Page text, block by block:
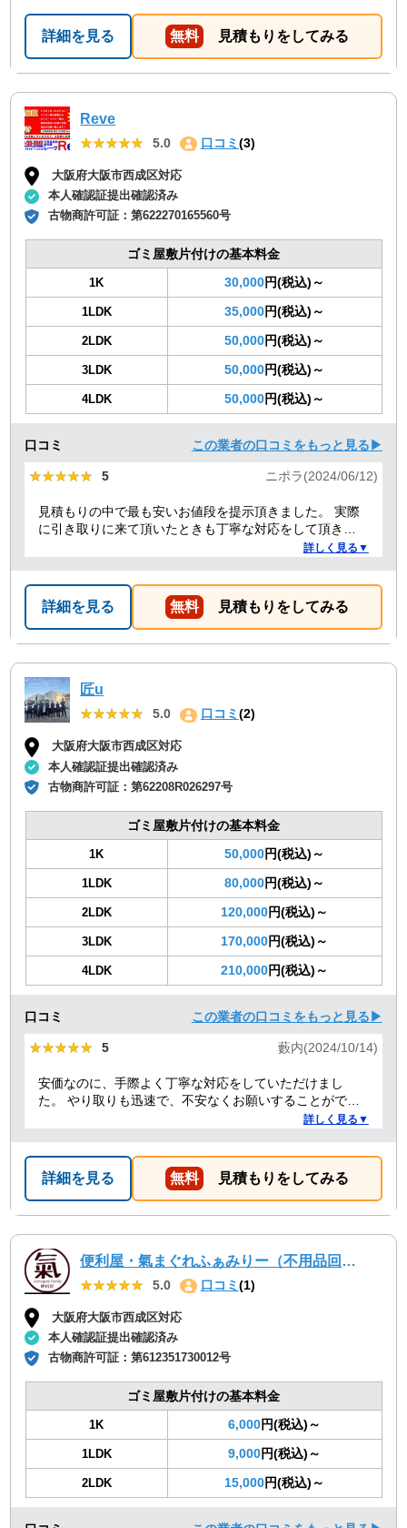
詳細を見る 無料 見積もりをしてみる
Reve
★★★★★
★★★★★ 5.0 口コミ (3)
大阪府大阪市西成区対応
本人確認証提出確認済み
古物商許可証：第622270165560号
ゴミ屋敷片付けの基本料金
1K 30,000円(税込)～
1LDK 35,000円(税込)～
2LDK 50,000円(税込)～
3LDK 50,000円(税込)～
4LDK 50,000円(税込)～
口コミ この業者の口コミをもっと見る▶
★★★★★
★★★★★ 5 ニポラ(2024/06/12)
見積もりの中で最も安いお値段を提示頂きました。 実際
に引き取りに来て頂いたときも丁寧な対応をして頂き、
詳しく見る▼
詳細を見る 無料 見積もりをしてみる
匠u
★★★★★
★★★★★ 5.0 口コミ(2)
大阪府大阪市西成区対応
本人確認証提出確認済み
古物商許可証：第62208R026297号
ゴミ屋敷片付けの基本料金
1K 50,000円(税込)～
1LDK 80,000円(税込)～
2LDK 120,000円(税込)～
3LDK 170,000円(税込)～
4LDK 210,000円(税込)～
口コミ この業者の口コミをもっと見る▶
★★★★★
★★★★★ 5 藪内(2024/10/14)
安価なのに、手際よく丁寧な対応をしていただけまし
た。 やり取りも迅速で、不安なくお願いすることができ
詳しく見る▼
詳細を見る 無料 見積もりをしてみる
便利屋・氣まぐれふぁみりー（不用品回収・遺品整理・お墓参り代行等、幅広く対応しております）
★★★★★
★★★★★ 5.0 口コミ (1)
大阪府大阪市西成区対応
本人確認証提出確認済み
古物商許可証：第612351730012号
ゴミ屋敷片付けの基本料金
1K 6,000円(税込)～
1LDK 9,000円(税込)～
2LDK 15,000円(税込)～